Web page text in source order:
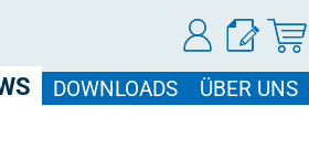
DOWNLOADS ÜBER UNS